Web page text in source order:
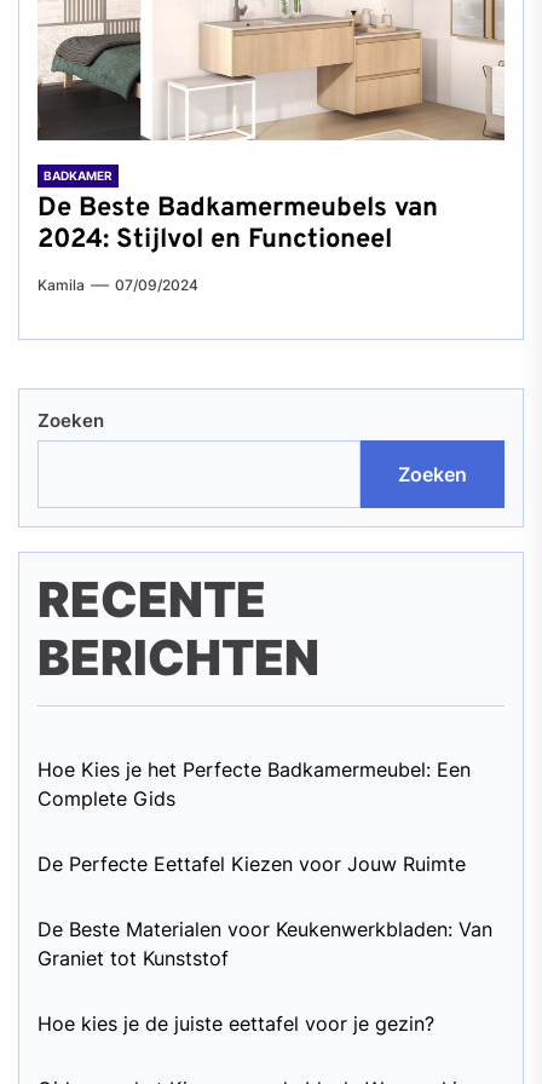
BADKAMER
De Beste Badkamermeubels van
2024: Stijlvol en Functioneel
Kamila 07/09/2024
Zoeken
Zoeken
RECENTE
BERICHTEN
Hoe Kies je het Perfecte Badkamermeubel: Een
Complete Gids
De Perfecte Eettafel Kiezen voor Jouw Ruimte
De Beste Materialen voor Keukenwerkbladen: Van
Graniet tot Kunststof
Hoe kies je de juiste eettafel voor je gezin?